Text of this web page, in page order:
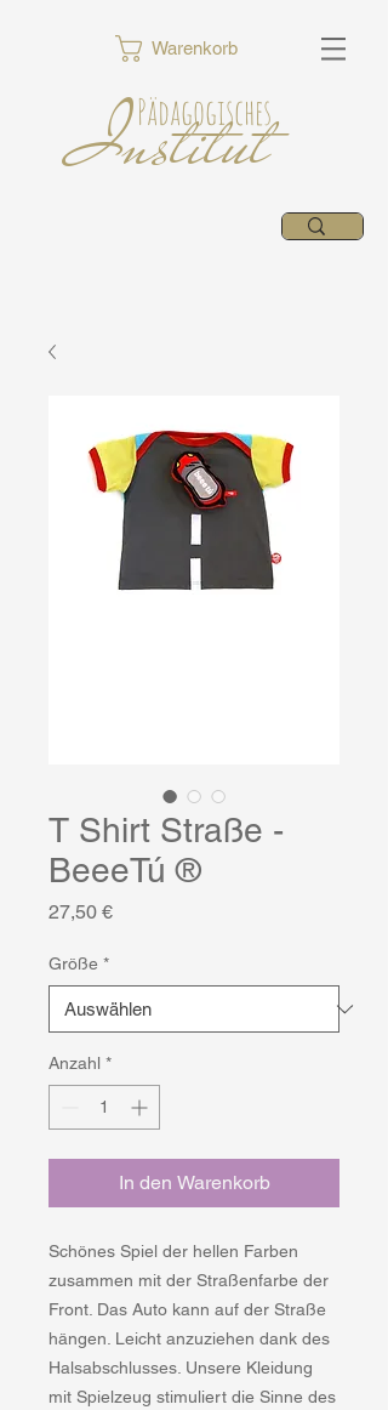
Warenkorb
Pädagogisches
Institut
T Shirt Straße -
BeeeTú ®
27,50 €Preis
Größe *
Anzahl *
In den Warenkorb
Schönes Spiel der hellen Farben
zusammen mit der Straßenfarbe der
Front. Das Auto kann auf der Straße
hängen. Leicht anzuziehen dank des
Halsabschlusses. Unsere Kleidung
mit Spielzeug stimuliert die Sinne des